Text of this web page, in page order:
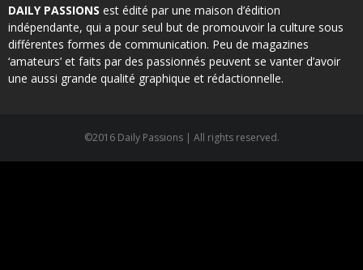
DAILY PASSIONS est édité par une maison d’édition
indépendante, qui a pour seul but de promouvoir la culture sous
différentes formes de communication. Peu de magazines
‘amateurs’ et faits par des passionnés peuvent se vanter d’avoir
une aussi grande qualité graphique et rédactionnelle.
©2016 Daily Passions | All rights reserved.